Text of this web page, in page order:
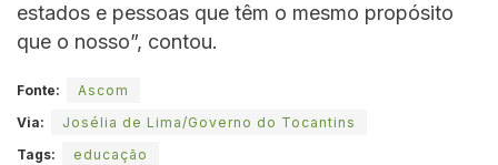
estados e pessoas que têm o mesmo propósito
que o nosso”, contou.
Fonte:
Ascom
Via:
Josélia de Lima/Governo do Tocantins
Tags:
educação